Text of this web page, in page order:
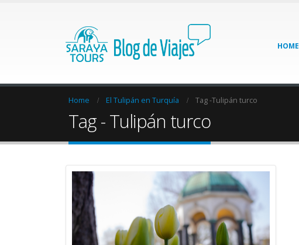
HOME
Home El Tulipán en Turquía Tag -Tulipán turco
Tag - Tulipán turco